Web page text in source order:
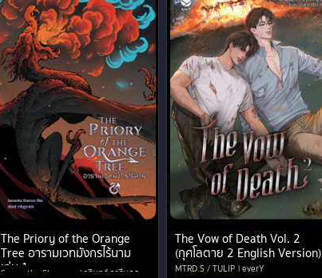
The Priory of the Orange
Tree อารามเวทมังกรไร้นาม
เล่ม 1
Samantha Shannon / วรินทร์ วารีนุกูล
The Vow of Death Vol. 2
(กุศโลตาย 2 English Version)
MTRD.S / TULIP everY